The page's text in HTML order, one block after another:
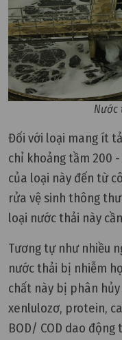
Nước
Đối với loại mang ít
chỉ khoảng tầm 200
của loại này đến từ
rửa vệ sinh thông
loại nước thải này
Tương tự như nhiều
nước thải bị nhiễm
chất này bị phân
xenlulozơ, protein,
BOD/ COD dao động